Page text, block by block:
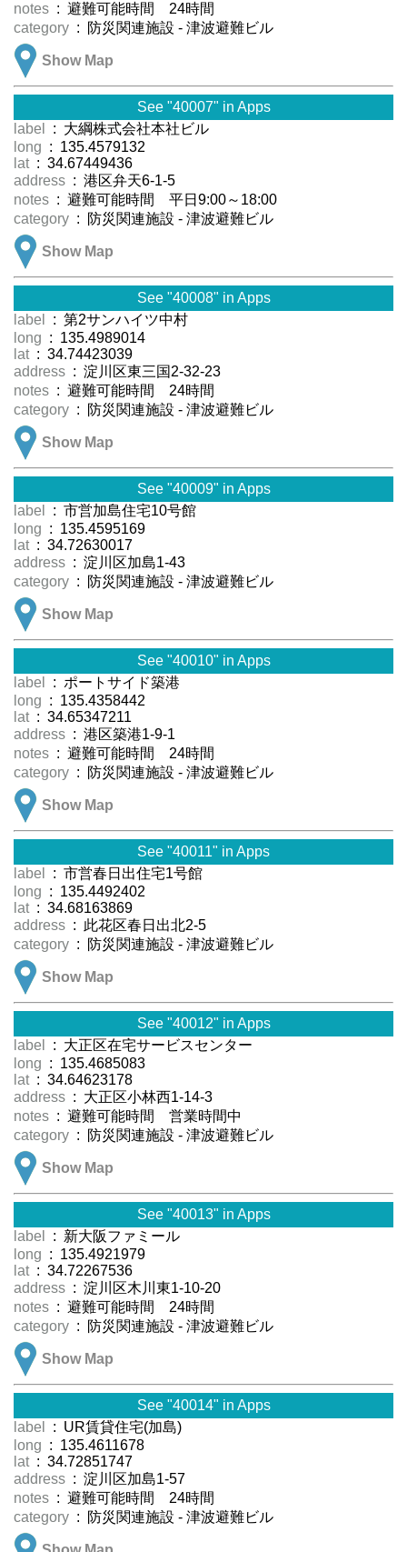
notes : 避難可能時間 24時間
category : 防災関連施設 - 津波避難ビル
Show Map
See "40007" in Apps
label
: 大綱株式会社本社ビル
long : 135.4579132
lat : 34.67449436
address : 港区弁天6-1-5
notes : 避難可能時間 平日9:00～18:00
category : 防災関連施設 - 津波避難ビル
Show Map
See "40008" in Apps
label
: 第2サンハイツ中村
long : 135.4989014
lat : 34.74423039
address : 淀川区東三国2-32-23
notes : 避難可能時間 24時間
category : 防災関連施設 - 津波避難ビル
Show Map
See "40009" in Apps
label
: 市営加島住宅10号館
long : 135.4595169
lat : 34.72630017
address : 淀川区加島1-43
category : 防災関連施設 - 津波避難ビル
Show Map
See "40010" in Apps
label
: ポートサイド築港
long : 135.4358442
lat : 34.65347211
address : 港区築港1-9-1
notes : 避難可能時間 24時間
category : 防災関連施設 - 津波避難ビル
Show Map
See "40011" in Apps
label
: 市営春日出住宅1号館
long : 135.4492402
lat : 34.68163869
address : 此花区春日出北2-5
category : 防災関連施設 - 津波避難ビル
Show Map
See "40012" in Apps
label
: 大正区在宅サービスセンター
long : 135.4685083
lat : 34.64623178
address : 大正区小林西1-14-3
notes : 避難可能時間 営業時間中
category : 防災関連施設 - 津波避難ビル
Show Map
See "40013" in Apps
label
: 新大阪ファミール
long : 135.4921979
lat : 34.72267536
address : 淀川区木川東1-10-20
notes : 避難可能時間 24時間
category : 防災関連施設 - 津波避難ビル
Show Map
See "40014" in Apps
label
: UR賃貸住宅(加島)
long : 135.4611678
lat : 34.72851747
address : 淀川区加島1-57
notes : 避難可能時間 24時間
category : 防災関連施設 - 津波避難ビル